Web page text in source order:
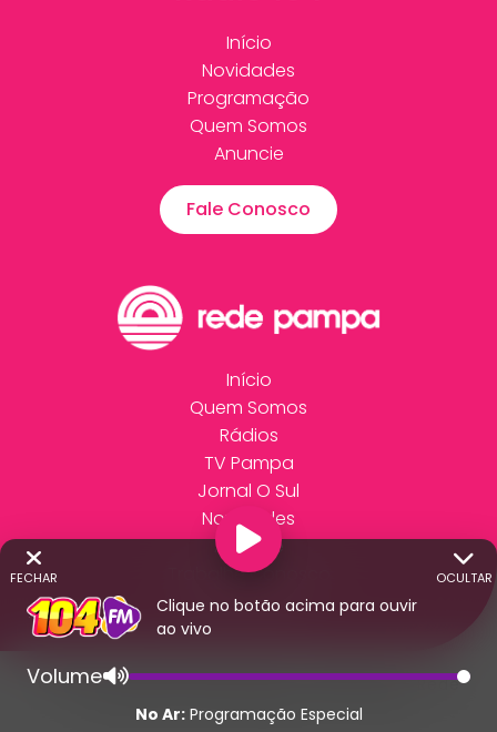
Início
Novidades
Programação
Quem Somos
Anuncie
Fale Conosco
Início
Quem Somos
Rádios
TV Pampa
Jornal O Sul
Novidades
Anuncie
Trabalhe Conosco
Fale Conosco
© 2026 - Direitos Reservados - Rádio 104 - Rede
Pampa de Comunicação | RS - Brasil.
OCULTAR
FECHAR
Clique no botão acima para ouvir
ao vivo
Volume
No Ar:Programação Especial